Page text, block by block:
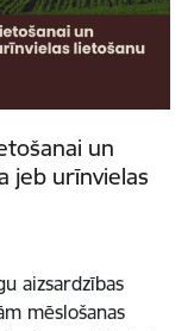
un
jeb urīnvielas
aizsardzības
mēslošanas